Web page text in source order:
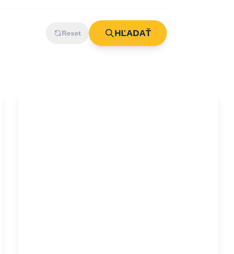
Reset HĽADAŤ